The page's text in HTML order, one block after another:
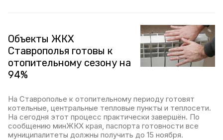
Объекты ЖКХ
Ставрополья готовы к
отопительному сезону на
94%
На Ставрополье к отопительному периоду готовят
котельные, центральные тепловые пункты и теплосети.
На сегодня этот процесс практически завершён. По
сообщению минЖКХ края, паспорта готовности все
муниципалитеты должны получить до 15 ноября.